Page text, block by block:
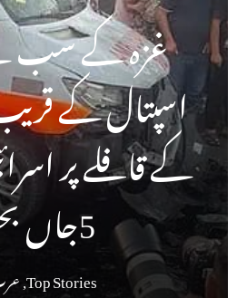
غزہ کے
اسپتال کے
کے قافلے پر
5جاں بحق
Top Stories
,